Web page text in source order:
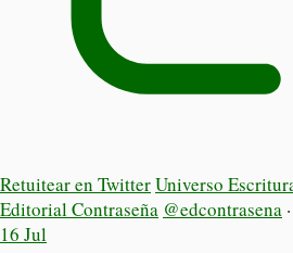
Retuitear en TwitterUniverso
Editorial Contraseña @edcontrasena ·
16 Jul